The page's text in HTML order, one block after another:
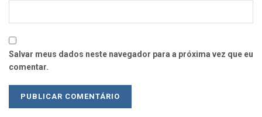
Salvar meus dados neste navegador para a próxima vez que eu
comentar.